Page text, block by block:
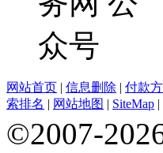
网站首页 | 信息删除 | 付款
索排名 | 网站地图 | SiteMap |
©2007-